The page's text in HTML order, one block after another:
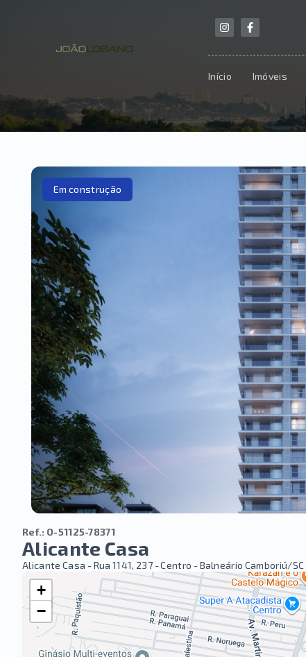
Início Imóveis
Em construção
Ref.: O-51125-78371
Alicante Casa
Alicante Casa -Rua 1141, 237 - Centro - Balneário Camboriú/SC
+
−